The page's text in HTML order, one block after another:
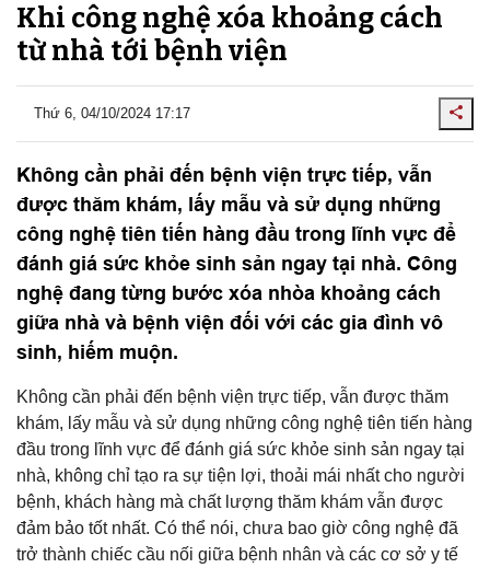
Khi công nghệ xóa khoảng cách
từ nhà tới bệnh viện
Thứ 6, 04/10/2024 17:17
Không cần phải đến bệnh viện trực tiếp, vẫn
được thăm khám, lấy mẫu và sử dụng những
công nghệ tiên tiến hàng đầu trong lĩnh vực để
đánh giá sức khỏe sinh sản ngay tại nhà. Công
nghệ đang từng bước xóa nhòa khoảng cách
giữa nhà và bệnh viện đối với các gia đình vô
sinh, hiếm muộn.
Không cần phải đến bệnh viện trực tiếp, vẫn được thăm
khám, lấy mẫu và sử dụng những công nghệ tiên tiến hàng
đầu trong lĩnh vực để đánh giá sức khỏe sinh sản ngay tại
nhà, không chỉ tạo ra sự tiện lợi, thoải mái nhất cho người
bệnh, khách hàng mà chất lượng thăm khám vẫn được
đảm bảo tốt nhất. Có thể nói, chưa bao giờ công nghệ đã
trở thành chiếc cầu nối giữa bệnh nhân và các cơ sở y tế